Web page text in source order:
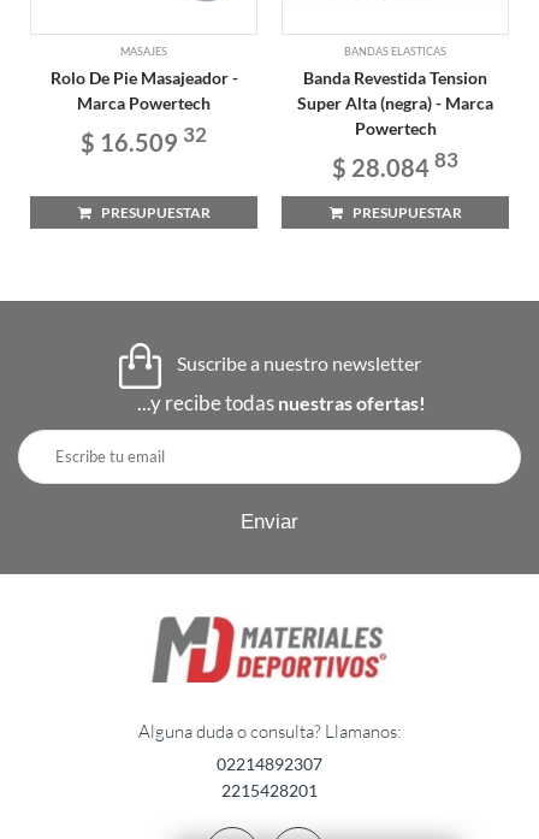
MASAJES
Rolo De Pie Masajeador -
Marca Powertech
$ 16.509 32
PRESUPUESTAR
BANDAS ELASTICAS
Banda Revestida Tension
Super Alta (negra) - Marca
Powertech
$ 28.084 83
PRESUPUESTAR
Suscribe a nuestro newsletter
...y recibe todas nuestras ofertas!
Alguna duda o consulta? Llamanos:
02214892307
2215428201